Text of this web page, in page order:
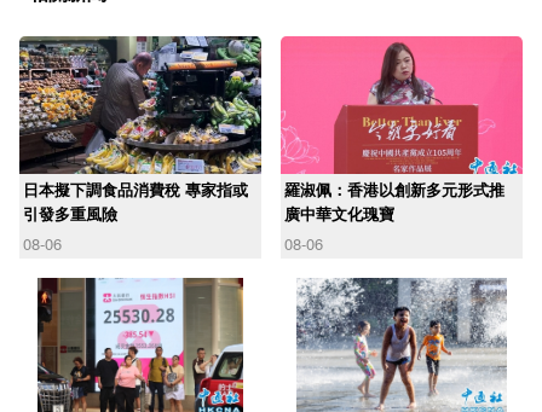
日本擬下調食品消費稅 專家指或
引發多重風險
08-06
羅淑佩：香港以創新多元形式推
廣中華文化瑰寶
08-06